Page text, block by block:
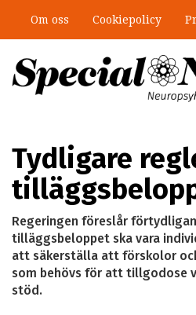
huvudinnehåll
Om oss Cookiepolicy
Tydligare
Regeringen föreslår
tilläggsbeloppet ska vara
att säkerställa att förskolor
som behövs för att tillgodose
stöd.
”Jobbet gick
stödet bort”